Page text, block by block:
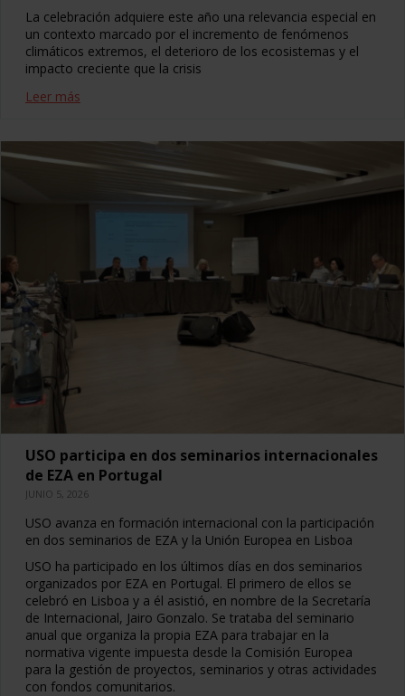
La celebración adquiere este año una relevancia especial en
un contexto marcado por el incremento de fenómenos
climáticos extremos, el deterioro de los ecosistemas y el
impacto creciente que la crisis
Leer más
USO participa en dos seminarios internacionales
de EZA en Portugal
JUNIO 5, 2026
USO avanza en formación internacional con la participación
en dos seminarios de EZA y la Unión Europea en Lisboa
USO ha participado en los últimos días en dos seminarios
organizados por EZA en Portugal. El primero de ellos se
celebró en Lisboa y a él asistió, en nombre de la Secretaría
de Internacional, Jairo Gonzalo. Se trataba del seminario
anual que organiza la propia EZA para trabajar en la
normativa vigente impuesta desde la Comisión Europea
para la gestión de proyectos, seminarios y otras actividades
con fondos comunitarios.